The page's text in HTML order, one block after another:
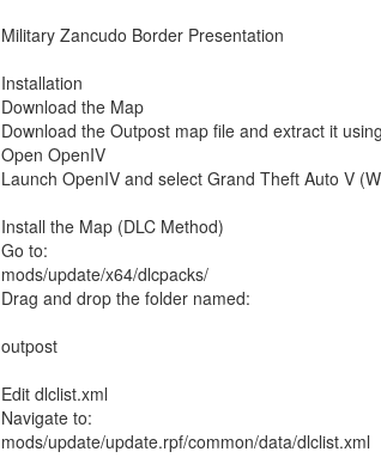
Military Zancudo Border Presentation
Installation
Download the Map
Download the Outpost map file and extract it
Open OpenIV
Launch OpenIV and select Grand Theft Auto V
Install the Map (DLC Method)
Go to:
mods/update/x64/dlcpacks/
Drag and drop the folder named:
outpost
Edit dlclist.xml
Navigate to:
mods/update/update.rpf/common/data/dlclist.xml